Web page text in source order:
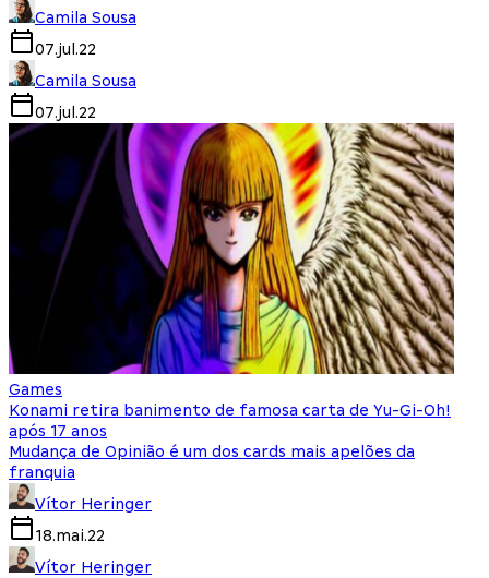
Camila Sousa
07.jul.22
Camila Sousa
07.jul.22
Games
Konami retira banimento de famosa carta de Yu-Gi-Oh!
após 17 anos
Mudança de Opinião é um dos cards mais apelões da
franquia
Vítor Heringer
18.mai.22
Vítor Heringer